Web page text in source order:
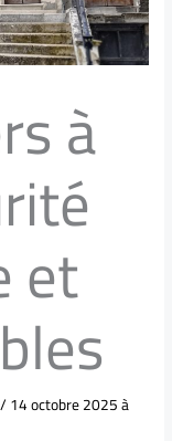
à
et
/14 octobre 2025 à